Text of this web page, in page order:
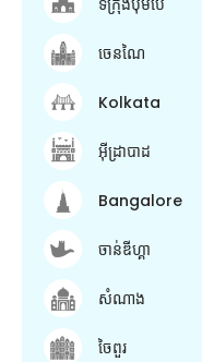
ចេនណៃ
Kolkata
អ៊ីដ្រាបាដ
Bangalore
ចាន់ឌីហ្គា
សំណាង
ចៃពួរ